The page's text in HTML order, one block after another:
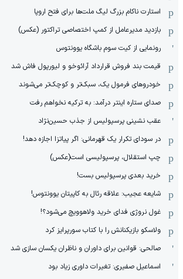
استارت ناکام بزرگ لیگ ملت‌ها برای فتح اروپا
بازدید مدیرعامل از کمپ اختصاصی تراکتور (عکس)
رونمایی از کیت سوم باشگاه یوونتوس
قیمت بند فروش قرارداد آرائوخو و لیورپول فاش شد
خودروهای فرمول یک، سبک‌تر و کوچک‌تر می‌شوند
صدای ستاره اینتر درآمد: به ترکیه نخواهم رفت
عقب نشینی پرسپولیس از جذب حسین‌نژاد
در سودای تکرار یک قهرمانی: اگر پیاتزا اجازه دهد!
چپ استقلال، پرسپولیسی است(عکس)
خرید بعدی پرسپولیس بست!
شایعه عجیب: علاقه رئال به کاپیتان یوونتوس!
غول نروژی فدای خرید ولاهوویچ می‌شود؟!
ولاسکو بازیکنانش را با کتاب سورپرایز کرد
صالحی: قوانین برای داوران و ناظران یکسان سازی شد
اسماعیل صفیری: تغیرات داوری زیاد بود